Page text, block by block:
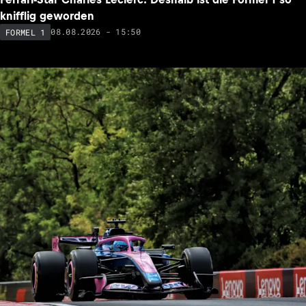
knifflig geworden
FORMEL 1 08.08.2026 - 15:50